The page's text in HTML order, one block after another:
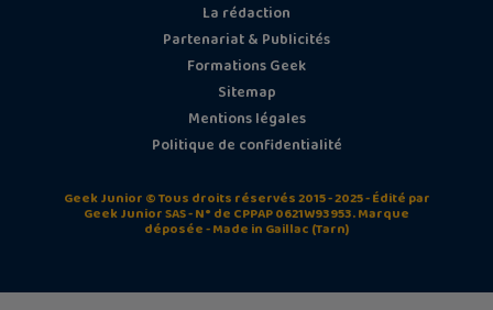
La rédaction
Partenariat & Publicités
Formations Geek
Sitemap
Mentions légales
Politique de confidentialité
Geek Junior © Tous droits réservés 2015 - 2025 - Édité par
Geek Junior SAS - N° de CPPAP 0621W93953. Marque
déposée - Made in Gaillac (Tarn)